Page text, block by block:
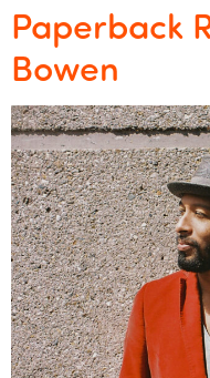
Paperback
Bowen